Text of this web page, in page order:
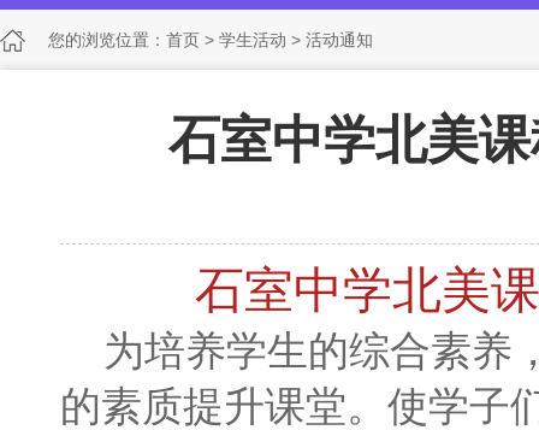
您的浏览位置： 首页 > 学生活动 > 活动通知
石室中学北美
石室中学北美
为培养学生的综合素养
的素质提升课堂。使学子